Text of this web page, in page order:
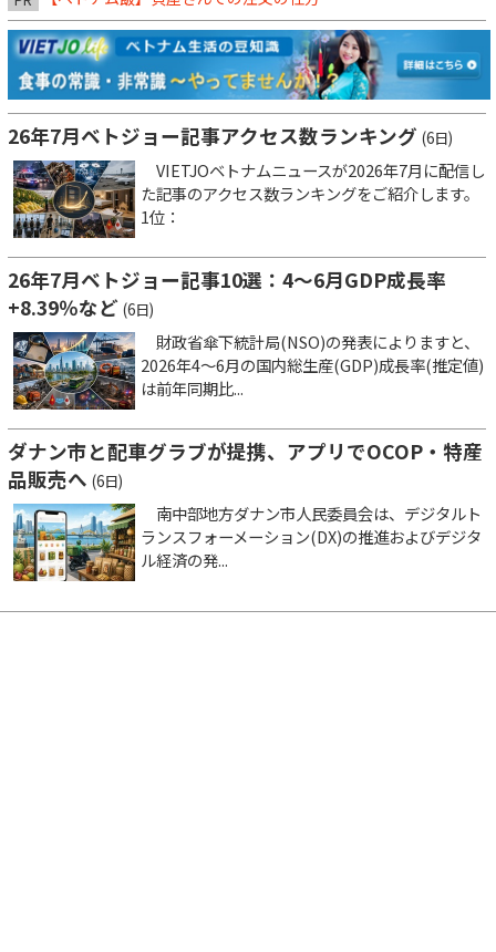
26年7月ベトジョー記事アクセス数ランキング (6日)
VIETJOベトナムニュースが2026年7月に配信し
た記事のアクセス数ランキングをご紹介します。
1位：
26年7月ベトジョー記事10選：4～6月GDP成長率
+8.39％など (6日)
財政省傘下統計局(NSO)の発表によりますと、
2026年4～6月の国内総生産(GDP)成長率(推定値)
は前年同期比...
ダナン市と配車グラブが提携、アプリでOCOP・特産
品販売へ (6日)
南中部地方ダナン市人民委員会は、デジタルト
ランスフォーメーション(DX)の推進およびデジタ
ル経済の発...